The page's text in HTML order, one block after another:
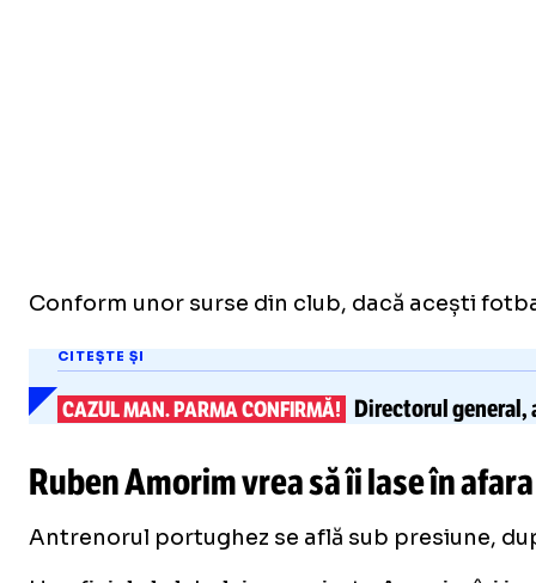
Conform unor surse din club, dacă acești
CITEȘTE ȘI
CAZUL MAN. PARMA CONFIRMĂ! Directorul general,
Ruben Amorim vrea să îi lase în
Antrenorul portughez se află sub presiune,